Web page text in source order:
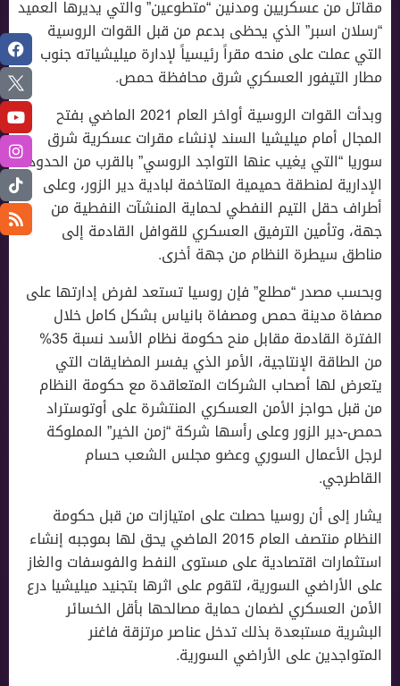
مقاتل من عسكريين ومدنين “متطوعين” والتي يديرها العميد
“رسلان اسبر” الذي يحظى بدعم من قبل القوات الروسية
التي عملت على منحه مقراً رئيسياً لإدارة ميليشياته جنوب
مطار التيفور العسكري شرق محافظة حمص.
وبدأت القوات الروسية أواخر العام 2021 الماضي بفتح
المجال أمام ميليشيا السند لإنشاء مقرات عسكرية شرق
سوريا “التي يغيب عنها التواجد الروسي” بالقرب من الحدود
الإدارية لمنطقة حميمية المتاخمة لبادية دير الزور، وعلى
أطراف حقل التيم النفطي لحماية المنشآت النفطية من
جهة، وتأمين الترفيق العسكري للقوافل القادمة إلى
مناطق سيطرة النظام من جهة أخرى.
وبحسب مصدر “مطلع” فإن روسيا تستعد لفرض إدارتها على
مصفاة مدينة حمص ومصفاة بانياس بشكل كامل خلال
الفترة القادمة مقابل منح حكومة نظام الأسد نسبة 35%
من الطاقة الإنتاجية، الأمر الذي يفسر المضايقات التي
يتعرض لها أصحاب الشركات المتعاقدة مع حكومة النظام
من قبل حواجز الأمن العسكري المنتشرة على أوتوستراد
حمص-دير الزور وعلى رأسها شركة “زمن الخير” المملوكة
لرجل الأعمال السوري وعضو مجلس الشعب حسام
القاطرجي.
يشار إلى أن روسيا حصلت على امتيازات من قبل حكومة
النظام منتصف العام 2015 الماضي يحق لها بموجبه إنشاء
استثمارات اقتصادية على مستوى النفط والفوسفات والغاز
على الأراضي السورية، لتقوم على اثرها بتجنيد ميليشيا درع
الأمن العسكري لضمان حماية مصالحها بأقل الخسائر
البشرية مستبعدة بذلك تدخل عناصر مرتزقة فاغنر
المتواجدين على الأراضي السورية.